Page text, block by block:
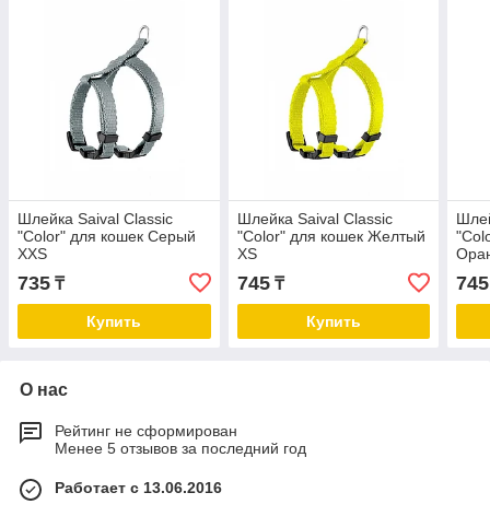
Шлейка Saival Classic
"Color" для кошек Серый
XXS
735 ₸
Купить
Шлейка Saival Classic
"Color" для кошек Желтый
XS
745₸
Купить
745
О нас
Рейтинг не сформирован
Менее 5 отзывов за последний год
Работает с 13.06.2016